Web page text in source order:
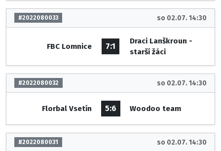
#2022080033 so 02.07. 14:30
FBC Lomnice 7:1
Draci Lanškroun -
starší žáci
#2022080032 so 02.07. 14:30
Florbal Vsetín 5:6 Woodoo team
#2022080031 so 02.07. 14:30